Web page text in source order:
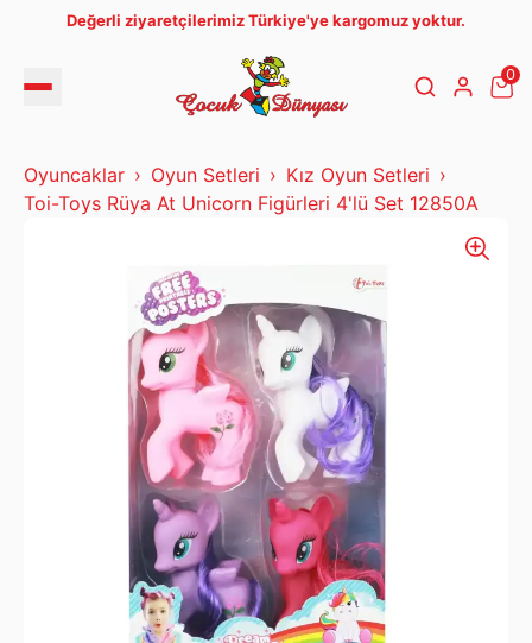
Değerli ziyaretçilerimiz Türkiye'ye kargomuz yoktur.
0
Oyuncaklar Oyun Setleri
Kız Oyun Setleri
Toi-Toys Rüya At Unicorn Figürleri 4'lü Set 12850A